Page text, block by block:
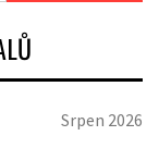
Srpen 2026